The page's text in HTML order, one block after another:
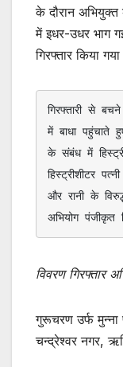
के दौरान अभियुक्त
में इधर-उधर भाग
गिरफ्तार किया
गिरफ्तारी से
में बाधा पहुंचाते
के संबंध में
हिस्ट्रीशीटर
और रानी के
अभियोग पंजीकृत
विवरण गिरफ्तार
गुरूचरण उर्फ
चन्द्रेश्वर नगर,